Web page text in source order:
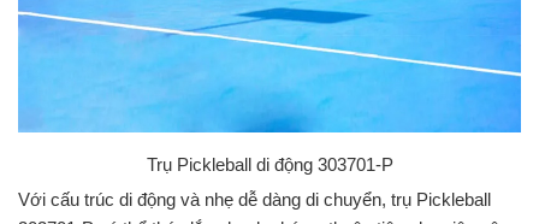
Trụ Pickleball di động 303701-P
Với cấu trúc di động và nhẹ dễ dàng di chuyển, trụ Pickleball